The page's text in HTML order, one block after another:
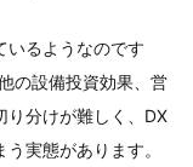
いるようなのです
の設備投資効果、営
り分けが難しく、DX
実態があります。